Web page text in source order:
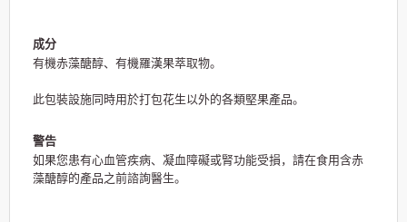
成分
有機赤藻醣醇、有機羅漢果萃取物。
此包裝設施同時用於打包花生以外的各類堅果產品。
警告
如果您患有心血管疾病、凝血障礙或腎功能受損，請在食用含赤
藻醣醇的產品之前諮詢醫生。